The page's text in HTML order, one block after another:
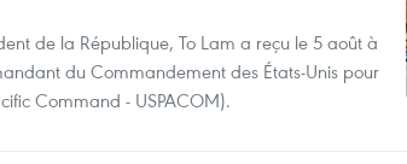
de la République, To Lam a reçu le 5 août à
du Commandement des États-Unis pour
Command - USPACOM).